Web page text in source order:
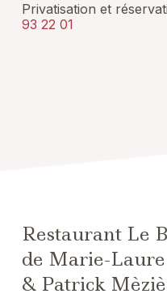
Privatisation et
93 22 01
Restaurant Le
de Marie-Laure
& Patrick